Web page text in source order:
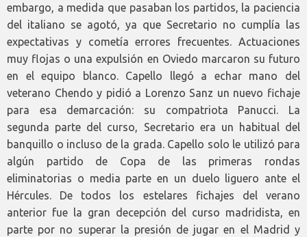
embargo, a medida que pasaban los partidos, la paciencia
del italiano se agotó, ya que Secretario no cumplía las
expectativas y cometía errores frecuentes. Actuaciones
muy flojas o una expulsión en Oviedo marcaron su futuro
en el equipo blanco. Capello llegó a echar mano del
veterano Chendo y pidió a Lorenzo Sanz un nuevo fichaje
para esa demarcación: su compatriota Panucci. La
segunda parte del curso, Secretario era un habitual del
banquillo o incluso de la grada. Capello solo le utilizó para
algún partido de Copa de las primeras rondas
eliminatorias o media parte en un duelo liguero ante el
Hércules. De todos los estelares fichajes del verano
anterior fue la gran decepción del curso madridista, en
parte por no superar la presión de jugar en el Madrid y